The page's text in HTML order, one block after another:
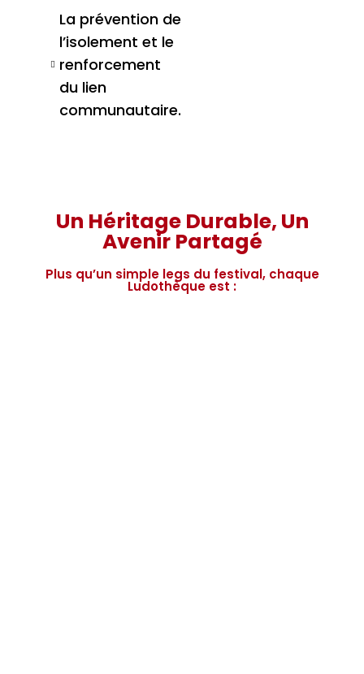
La prévention de
l’isolement et le
renforcement
du lien
communautaire.
Un Héritage Durable, Un
Avenir Partagé
Plus qu’un simple legs du festival, chaque
Ludothèque est :